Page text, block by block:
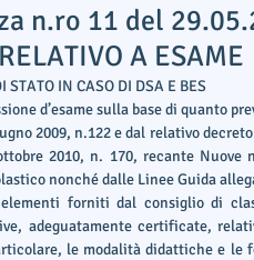
n.ro 11 del
A ESAME
IN CASO DI DSA E BES
d’esame sulla base di quanto
2009, n.122 e dal relativo
2010, n. 170, recante Nuove
nonché dalle Linee Guida
forniti dal consiglio di
adeguatamente certificate,
le modalità didattiche e le